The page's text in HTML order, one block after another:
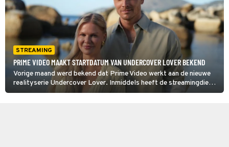
STREAMING
PRIME VIDEO MAAKT STARTDATUM VAN UNDERCOVER LOVER BEKEND
Vorige maand werd bekend dat Prime Video werkt aan de nieuwe
realityserie Undercover Lover. Inmiddels heeft de streamingdienst
de eerste beelden en startdatum gedeeld!